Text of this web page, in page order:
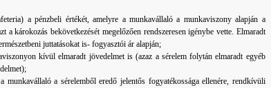
a pénzbeli értékét, amelyre a munkavállaló a munkaviszony alapján a
a károkozás bekövetkezését megelőzően rendszeresen igénybe vette. Elmaradt
juttatásokat is- fogyasztói ár alapján;
kívül elmaradt jövedelmet is (azaz a sérelem folytán elmaradt egyéb
a sérelemből eredő jelentős fogyatékossága ellenére, rendkívüli